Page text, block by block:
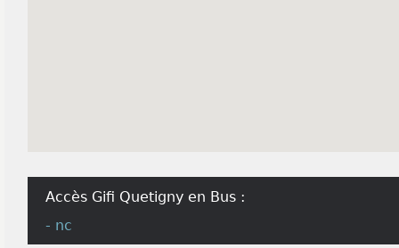
Accès Gifi Quetigny en Bus :
- nc